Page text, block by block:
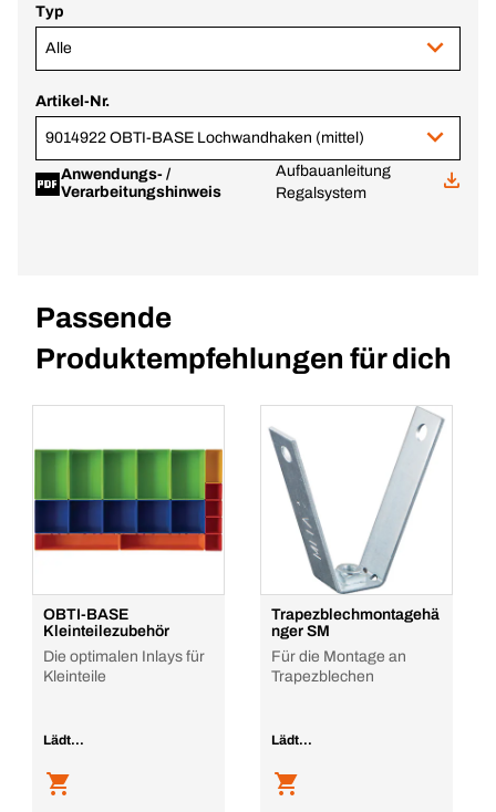
Typ
Alle
Artikel-Nr.
9014922 OBTI-BASE Lochwandhaken (mittel)
Anwendungs- /
Verarbeitungshinweis
Aufbauanleitung
Regalsystem
Passende
Produktempfehlungen für dich
OBTI-BASE
Kleinteilezubehör
Die optimalen Inlays für
Kleinteile
Lädt...
Trapezblechmontagehä
nger SM
Für die Montage an
Trapezblechen
Lädt...